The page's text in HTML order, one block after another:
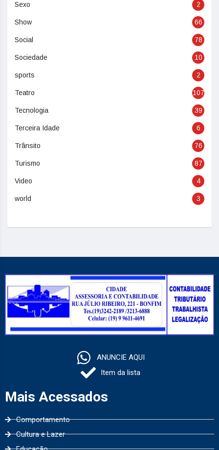
Sexo 2
Show 66
Social 78
Sociedade 10
sports 2
Teatro 107
Tecnologia 39
Terceira Idade 6
Trânsito 76
Turismo 87
Video 4
world 3
ANUNCIE AQUI
Item da lista
Mais Acessados
Comportamento
Cultura e Lazer